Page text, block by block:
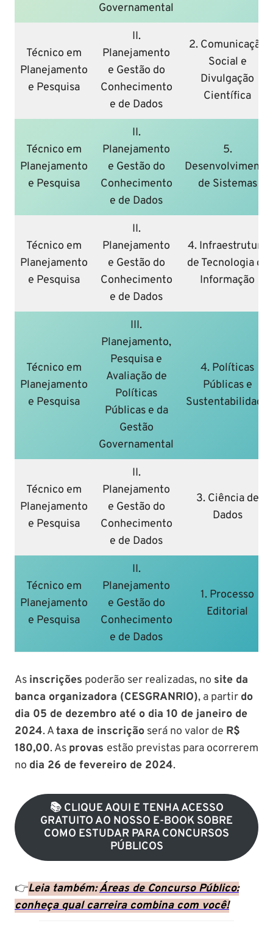
Governamental
Técnico em
Planejamento
e Pesquisa
II.
Planejamento
e Gestão do
Conhecimento
e de Dados
2. Comunicação
Social e
Divulgação
Científica
Técnico em
Planejamento
e Pesquisa
II.
Planejamento
e Gestão do
Conhecimento
e de Dados
5.
Desenvolvimento
de Sistemas
Técnico em
Planejamento
e Pesquisa
II.
Planejamento
e Gestão do
Conhecimento
e de Dados
4. Infraestrutura
de Tecnologia da
Informação
Técnico em
Planejamento
e Pesquisa
III.
Planejamento,
Pesquisa e
Avaliação de
Políticas
Públicas e da
Gestão
Governamental
4. Políticas
Públicas e
Sustentabilidade
Técnico em
Planejamento
e Pesquisa
II.
Planejamento
e Gestão do
Conhecimento
e de Dados
3. Ciência de
Dados
Técnico em
Planejamento
e Pesquisa
II.
Planejamento
e Gestão do
Conhecimento
e de Dados
1. Processo
Editorial
As inscrições poderão ser realizadas, no site da
banca organizadora (CESGRANRIO), a partir do
dia 05 de dezembro até o dia 10 de janeiro de
2024. Ataxa de inscrição será no valor de R$
180,00. As provas estão previstas para ocorrerem
no dia 26 de fevereiro de 2024.
📚 CLIQUE AQUI E TENHA ACESSO
GRATUITO AO NOSSO E-BOOK SOBRE
COMO ESTUDAR PARA CONCURSOS
PÚBLICOS
👉Leia também:Áreas de Concurso Público:
conheça qual carreira combina com você!